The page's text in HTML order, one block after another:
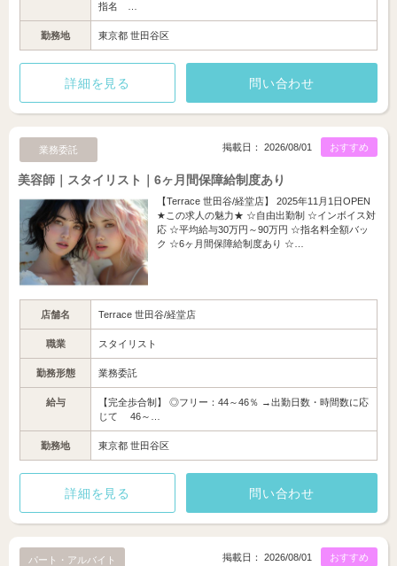
指名 …
勤務地 東京都 世田谷区
詳細を見る 問い合わせ
業務委託 おすすめ
掲載日： 2026/08/01
美容師｜スタイリスト｜6ヶ月間保障給制度あり
【Terrace 世田谷/経堂店】 2025年11月1日OPEN
★この求人の魅力★ ☆自由出勤制 ☆インボイス対
応 ☆平均給与30万円～90万円 ☆指名料全額バッ
ク ☆6ヶ月間保障給制度あり ☆…
店舗名 Terrace 世田谷/経堂店
職業 スタイリスト
勤務形態 業務委託
給与
【完全歩合制】 ◎フリー：44～46％ →出勤日数・時間数に応
じて 46～…
勤務地 東京都 世田谷区
詳細を見る 問い合わせ
パート・アルバイト おすすめ
掲載日： 2026/08/01